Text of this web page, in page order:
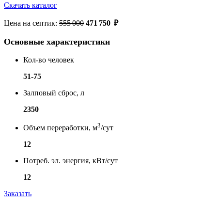
Скачать каталог
Цена на септик: 555 000 471 750 ₽
Основные характеристики
Кол-во человек
51-75
Залповый сброс, л
2350
Объем переработки, м3/сут
12
Потреб. эл. энергия, кВт/сут
12
Заказать